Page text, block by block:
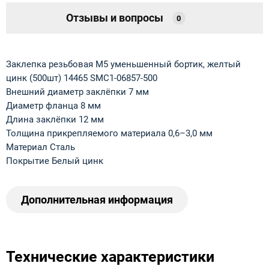
Отзывы и вопросы 0
Заклепка резьбовая М5 уменьшенный бортик, желтый
цинк (500шт) 14465 SMC1-06857-500
Внешний диаметр заклёпки 7 мм
Диаметр фланца 8 мм
Длина заклёпки 12 мм
Толщина прикрепляемого материала 0,6–3,0 мм
Материал Сталь
Покрытие Белый цинк
Дополнительная информация
Технические характеристики